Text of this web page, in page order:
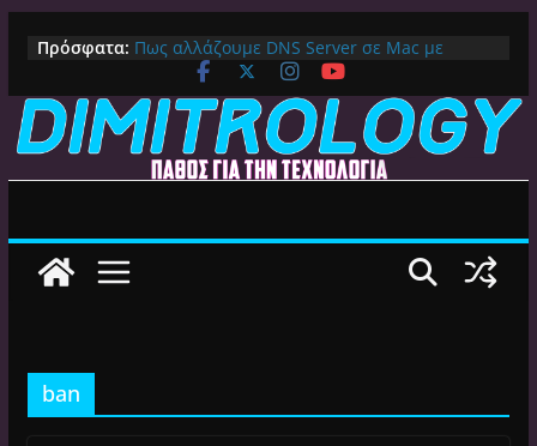
περιεχόμενο
Πρόσφατα: Πως αλλάζουμε DNS Server σε Mac με
MacOS Ventura (Macbook, Mac Mini, iMac,
κλπ)
IPVanish Προσφορά: 83% Έκπτωση στο
Premium VPN – Δες γιατί αξίζει
Alive GR Kodi: Γιατί Δεν Λειτουργεί Πλέον το
Android TV | CX File Explorer, Καθαρισμός
Ο Καλύτερος Launcher για Android TV /
ban